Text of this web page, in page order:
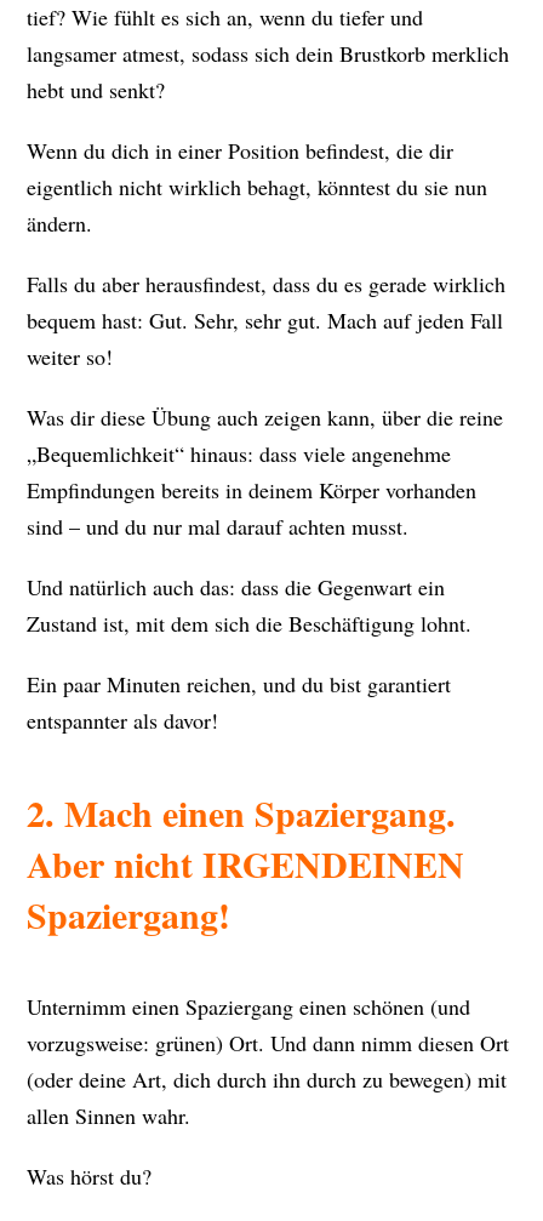
tief? Wie fühlt es sich an, wenn du tiefer und
langsamer atmest, sodass sich dein Brustkorb merklich
hebt und senkt?
Wenn du dich in einer Position befindest, die dir
eigentlich nicht wirklich behagt, könntest du sie nun
ändern.
Falls du aber herausfindest, dass du es gerade wirklich
bequem hast: Gut. Sehr, sehr gut. Mach auf jeden Fall
weiter so!
Was dir diese Übung auch zeigen kann, über die reine
„Bequemlichkeit“ hinaus: dass viele angenehme
Empfindungen bereits in deinem Körper vorhanden
sind – und du nur mal darauf achten musst.
Und natürlich auch das: dass die Gegenwart ein
Zustand ist, mit dem sich die Beschäftigung lohnt.
Ein paar Minuten reichen, und du bist garantiert
entspannter als davor!
2. Mach einen Spaziergang.
Aber nicht IRGENDEINEN
Spaziergang!
Unternimm einen Spaziergang einen schönen (und
vorzugsweise: grünen) Ort. Und dann nimm diesen Ort
(oder deine Art, dich durch ihn durch zu bewegen) mit
allen Sinnen wahr.
Was hörst du?